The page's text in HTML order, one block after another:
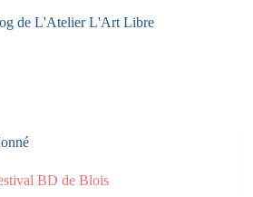
de L'Atelier L'Art Libre
BD de Blois